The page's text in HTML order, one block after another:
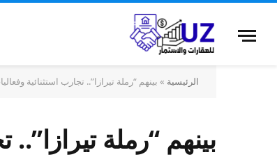
الرئيسية » بينهم “رملة تيرازا”.. تجارب استثنائية
بينهم “رملة